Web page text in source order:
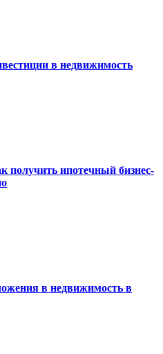
в недвижимость
получить ипотечный бизнес-
в недвижимость в